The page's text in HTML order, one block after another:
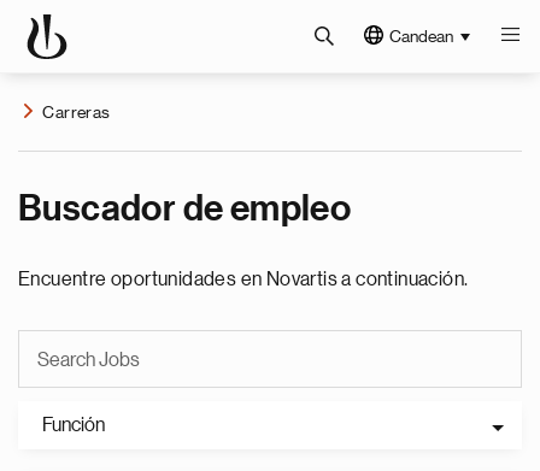
Candean
Carreras
Buscador de empleo
Encuentre oportunidades en Novartis a continuación.
Función